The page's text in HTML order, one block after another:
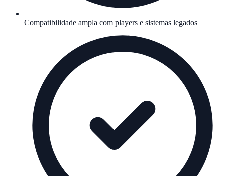
Compatibilidade ampla com players e sistemas legados